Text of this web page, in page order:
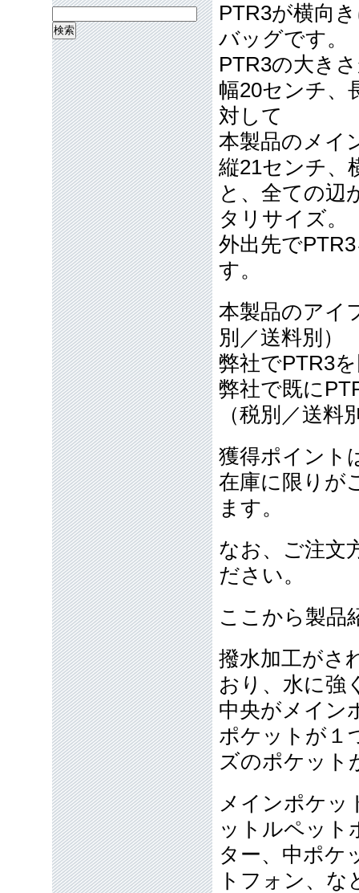
PTR3が横向
バッグです。
PTR3の大き
幅20センチ、
対して
本製品のメイ
縦21センチ、
と、全ての辺
タリサイズ。
外出先で
す。
本製品のアイ
別／送料別）
弊社でPTR3
弊社で既に
（税別／送
獲得ポイント
在庫に限りが
ます。
なお、ご注文
ださい。
ここから製品
撥水加工がさ
おり、水に強
中央がメイン
ポケットが１
ズのポケット
メインポケッ
ットルペット
ター、中ポケ
トフォン、な
索: